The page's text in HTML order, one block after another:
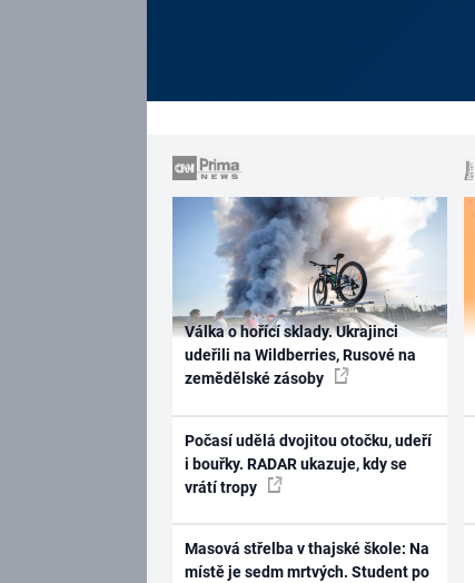
Válka o hořící sklady. Ukrajinci
udeřili na Wildberries, Rusové na
zemědělské zásoby
Počasí udělá dvojitou otočku, udeří
i bouřky. RADAR ukazuje, kdy se
vrátí tropy
Masová střelba v thajské škole: Na
místě je sedm mrtvých. Student po